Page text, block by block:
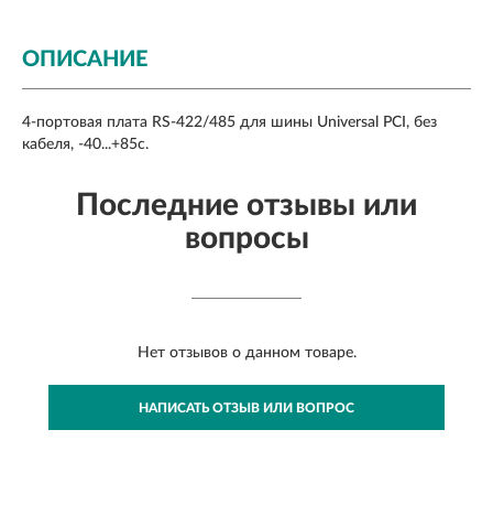
ОПИСАНИЕ
4-портовая плата RS-422/485 для шины Universal PCI, без
кабеля, -40...+85с.
Последние отзывы или
вопросы
Нет отзывов о данном товаре.
НАПИСАТЬ ОТЗЫВ ИЛИ ВОПРОС